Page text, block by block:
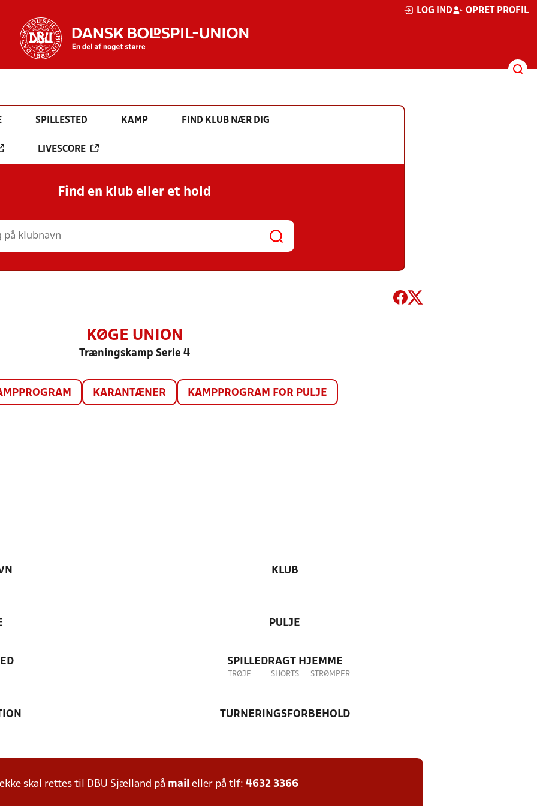
LOG IND OPRET PROFIL
SPILLESTED KAMP FIND KLUB NÆR DIG
LIVESCORE
Find en klub eller et hold
KØGE UNION
Træningskamp Serie 4
KARANTÆNER KAMPPROGRAM FOR PULJE
KLUB
PULJE
SPILLEDRAGT HJEMME
TRØJE SHORTS STRØMPER
TURNERINGSFORBEHOLD
skal rettes til DBU Sjælland på mail eller på tlf: 4632 3366